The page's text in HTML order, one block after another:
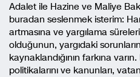
Adalet ile Hazine ve Maliye
buradan seslenmek isterim:
artmasına ve yargılama
olduğunun, yargıdaki
kaynaklandığının farkına
politikalarını ve kanunları,